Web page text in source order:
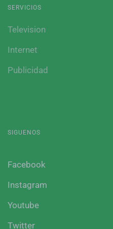
SERVICIOS
Television
Internet
Publicidad
SIGUENOS
Facebook
Instagram
Youtube
Twitter